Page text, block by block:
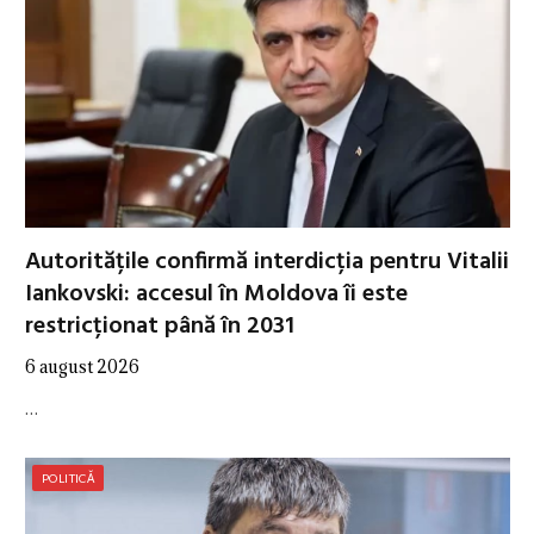
Autoritățile confirmă interdicția pentru Vitalii
Iankovski: accesul în Moldova îi este
restricționat până în 2031
6 august 2026
…
POLITICĂ